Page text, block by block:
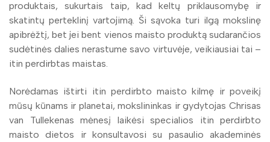
produktais, sukurtais taip, kad keltų priklausomybę ir
skatintų perteklinį vartojimą. Ši sąvoka turi ilgą mokslinę
apibrėžtį, bet jei bent vienos maisto produktą sudarančios
sudėtinės dalies nerastume savo virtuvėje, veikiausiai tai –
itin perdirbtas maistas.
Norėdamas ištirti itin perdirbto maisto kilmę ir poveikį
mūsų kūnams ir planetai, mokslininkas ir gydytojas Chrisas
van Tullekenas mėnesį laikėsi specialios itin perdirbto
maisto dietos ir konsultavosi su pasaulio akademinės